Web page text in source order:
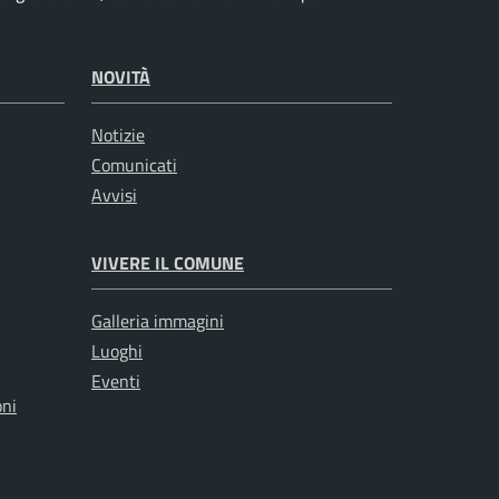
NOVITÀ
Notizie
Comunicati
Avvisi
VIVERE IL COMUNE
Galleria immagini
Luoghi
Eventi